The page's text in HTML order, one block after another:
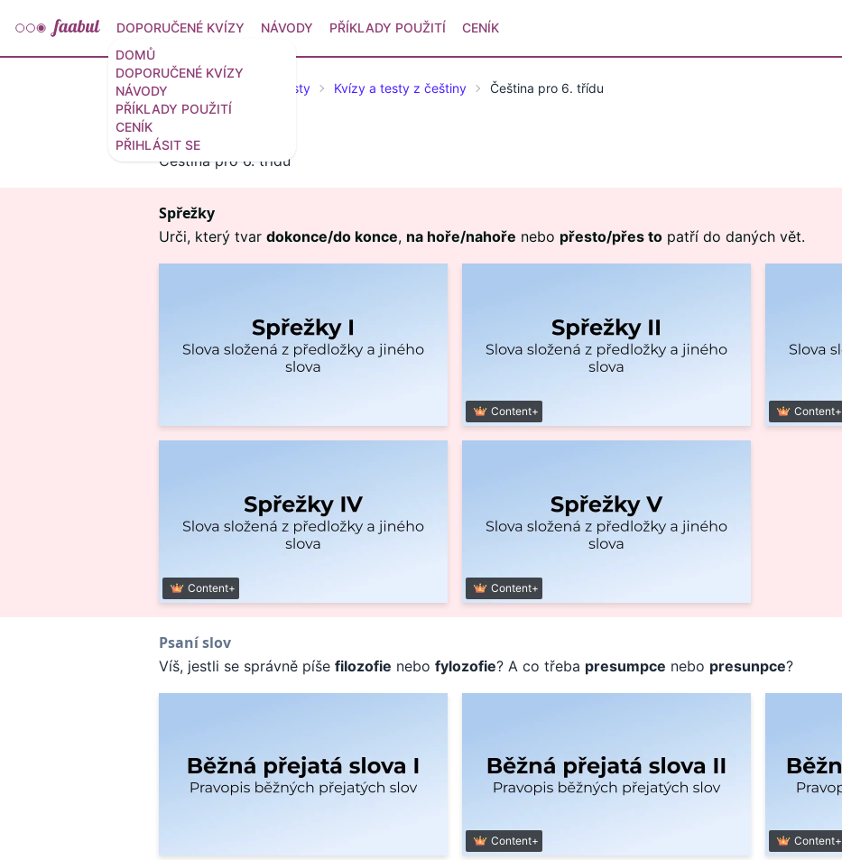
DOMŮ
DOPORUČENÉ KVÍZY
NÁVODY
PŘÍKLADY POUŽITÍ
CENÍK
PŘIHLÁSIT SE
DOPORUČENÉ KVÍZY NÁVODY PŘÍKLADY POUŽITÍ CENÍK
Doporučené kvízy a testy Kvízy a testy z češtiny Čeština pro 6. třídu
Čeština pro 6. třídu
Spřežky
Urči, který tvar dokonce/do konce, na hoře/nahoře nebo přesto/přes to patří do daných vět.
Content+ Content+
Content+ Content+
Psaní slov
Víš, jestli se správně píše filozofie nebo fylozofie? A co třeba presumpce nebo presunpce?
Content+ Content+